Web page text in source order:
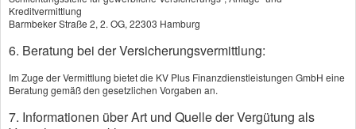
oder per Fax erfolgen. Sie können dazu die im
Impressum genannten Adress- und Kontaktdaten
Kreditvermittlung
Barmbeker Straße 2, 2. OG, 22303 Hamburg
6. Beratung bei der Versicherungsvermittlung:
Im Zuge der Vermittlung bietet die KV Plus Finanzdienstleistungen GmbH eine
Beratung gemäß den gesetzlichen Vorgaben an.
7. Informationen über Art und Quelle der Vergütung als